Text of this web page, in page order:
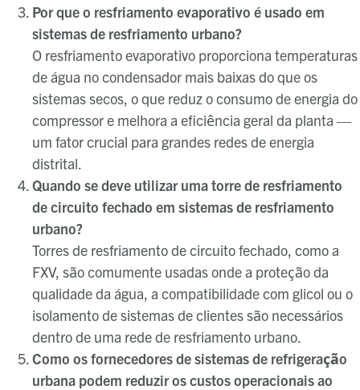
Por que o resfriamento evaporativo é usado em
sistemas de resfriamento urbano?
O resfriamento evaporativo proporciona temperaturas
de água no condensador mais baixas do que os
sistemas secos, o que reduz o consumo de energia do
compressor e melhora a eficiência geral da planta —
um fator crucial para grandes redes de energia
distrital.
Quando se deve utilizar uma torre de resfriamento
de circuito fechado em sistemas de resfriamento
urbano?
Torres de resfriamento de circuito fechado, como a
FXV, são comumente usadas onde a proteção da
qualidade da água, a compatibilidade com glicol ou o
isolamento de sistemas de clientes são necessários
dentro de uma rede de resfriamento urbano.
Como os fornecedores de sistemas de refrigeração
urbana podem reduzir os custos operacionais ao